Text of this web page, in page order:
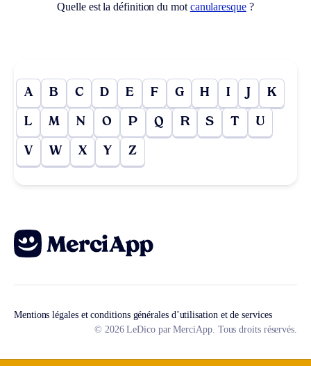
Quelle est la définition du mot canularesque?
A B C D E F G H I J K
L M N O P Q R S T U
V W X Y Z
Mentions légales et conditions générales d’utilisation et de services
© 2026 LeDico par MerciApp. Tous droits réservés.